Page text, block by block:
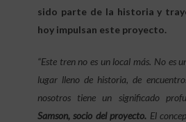
sido parte de la historia y
hoy impulsan este proyecto.
“Este tren no es un local más. No es
lugar lleno de historia, de
nosotros tiene un significado
Samson, socio del proyecto. El